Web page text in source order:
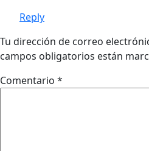
Reply
Tu dirección de correo
campos obligatorios están
Comentario *